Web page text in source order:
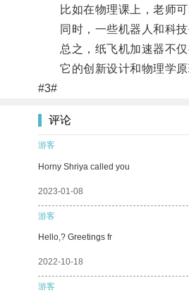
比如在物理课上，老师可
同时，一些机器人和科技
总之，纸飞机加速器不仅
它的创新设计和物理学原
#3#
评论
游客
Horny Shriya called you
2023-01-08
游客
Hello,? Greetings fr
2022-10-18
游客